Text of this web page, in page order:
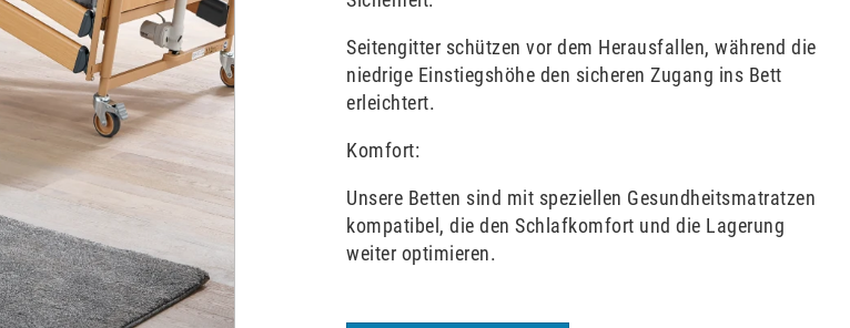
Seitengitter schützen vor dem Herausfallen, während die
niedrige Einstiegshöhe den sicheren Zugang ins Bett
erleichtert.
Komfort:
Unsere Betten sind mit speziellen Gesundheitsmatratzen
kompatibel, die den Schlafkomfort und die Lagerung
weiter optimieren.